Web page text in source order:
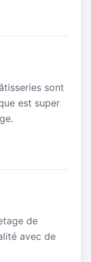
sont
est super
de
avec de